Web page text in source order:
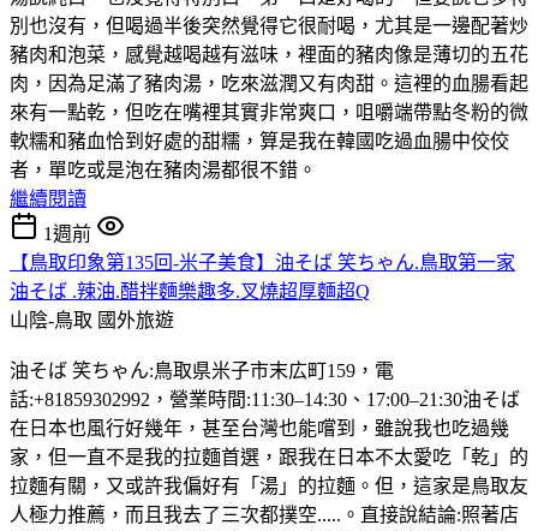
別也沒有，但喝過半後突然覺得它很耐喝，尤其是一邊配著炒
豬肉和泡菜，感覺越喝越有滋味，裡面的豬肉像是薄切的五花
肉，因為足滿了豬肉湯，吃來滋潤又有肉甜。這裡的血腸看起
來有一點乾，但吃在嘴裡其實非常爽口，咀嚼端帶點冬粉的微
軟糯和豬血恰到好處的甜糯，算是我在韓國吃過血腸中佼佼
者，單吃或是泡在豬肉湯都很不錯。
繼續閱讀
1週前
【鳥取印象第135回-米子美食】油そば 笑ちゃん.鳥取第一家
油そば .辣油.醋拌麵樂趣多.叉燒超厚麵超Q
山陰-鳥取 國外旅遊
油そば 笑ちゃん:鳥取県米子市末広町159，電
話:+81859302992，營業時間:11:30–14:30、17:00–21:30油そば
在日本也風行好幾年，甚至台灣也能嚐到，雖說我也吃過幾
家，但一直不是我的拉麵首選，跟我在日本不太愛吃「乾」的
拉麵有關，又或許我偏好有「湯」的拉麵。但，這家是鳥取友
人極力推薦，而且我去了三次都撲空.....。直接說結論:照著店